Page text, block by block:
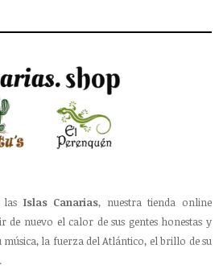
Islas Canarias, nuestra tienda online
de nuevo el calor de sus gentes honestas y
la fuerza del Atlántico, el brillo de su